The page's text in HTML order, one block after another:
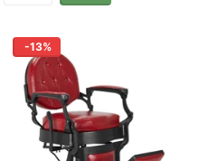
-13%